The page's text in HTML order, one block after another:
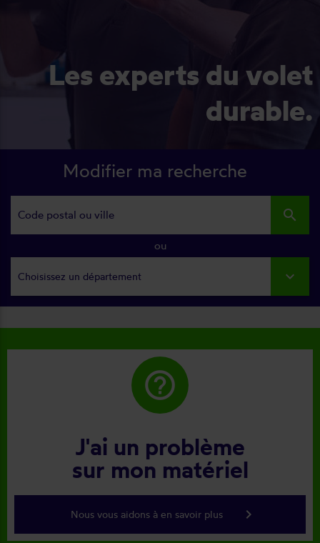
Les experts du volet
durable.
Modifier ma recherche
search
ou
Choisissez un département
help_outline
J'ai un problème
sur mon matériel
Nous vous aidons à en savoir plus keyboard_arrow_right